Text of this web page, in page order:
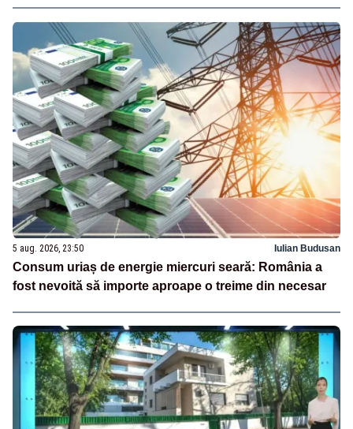
5 aug. 2026, 23:50 Iulian Budusan
Consum uriaș de energie miercuri seară: România a
fost nevoită să importe aproape o treime din necesar